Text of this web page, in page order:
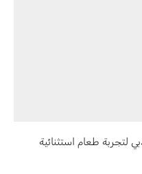
في دبي لتجربة طعام استثنائية